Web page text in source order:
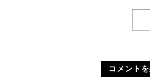
コメント